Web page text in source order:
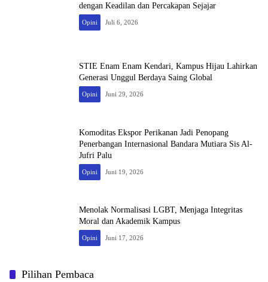
dengan Keadilan dan Percakapan Sejajar
Opini Juli 6, 2026
STIE Enam Enam Kendari, Kampus Hijau Lahirkan
Generasi Unggul Berdaya Saing Global
Opini Juni 29, 2026
Komoditas Ekspor Perikanan Jadi Penopang
Penerbangan Internasional Bandara Mutiara Sis Al-
Jufri Palu
Opini Juni 19, 2026
Menolak Normalisasi LGBT, Menjaga Integritas
Moral dan Akademik Kampus
Opini Juni 17, 2026
Pilihan Pembaca